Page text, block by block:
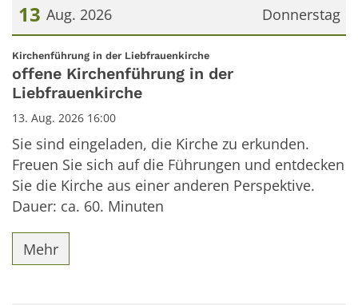
Donnerstag
13 Aug. 2026
Datum: 13. August 2026
Kirchenführung in der Liebfrauenkirche:
offene Kirchenführung in der
Liebfrauenkirche
13. Aug. 2026 16:00
Sie sind eingeladen, die Kirche zu erkunden.
Freuen Sie sich auf die Führungen und entdecken
Sie die Kirche aus einer anderen Perspektive.
Dauer: ca. 60. Minuten
Mehr